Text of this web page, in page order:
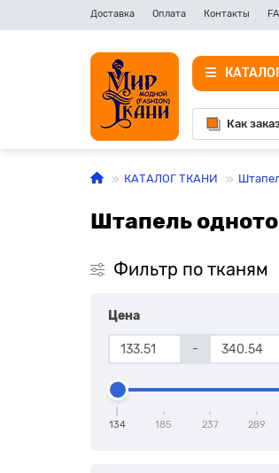
Доставка Оплата Контакты
Как
КАТАЛОГ ТКАНИ
Штапель
Фильтр по тканям
Цена
-
134 185 237 289